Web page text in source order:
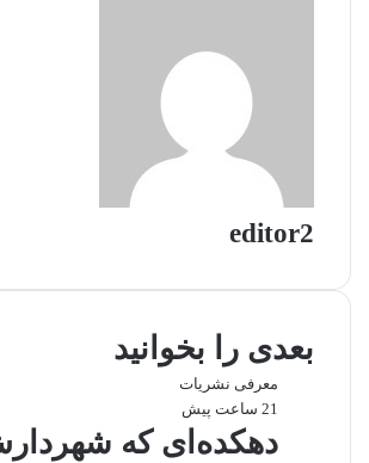
editor2
بعدی را بخوانید
معرفی نشریات
21 ساعت پیش
دهکده‌ای که